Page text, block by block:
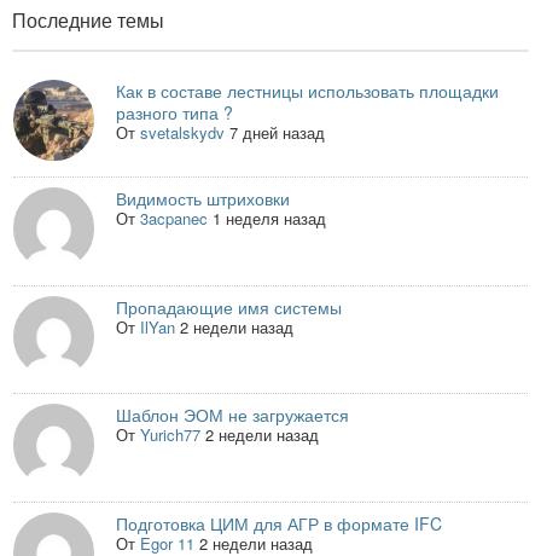
Последние темы
Как в составе лестницы использовать площадки
разного типа ?
Отsvetalskydv 7 дней назад
Видимость штриховки
От3acpanec 1 неделя назад
Пропадающие имя системы
От IlYan 2 недели назад
Шаблон ЭОМ не загружается
ОтYurich77 2 недели назад
Подготовка ЦИМ для АГР в формате IFC
От Egor 11 2 недели назад